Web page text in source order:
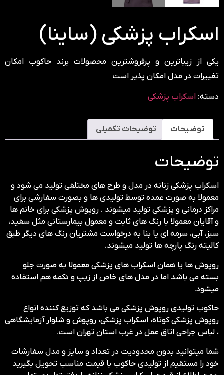
اسکراب پزشکی (ساینا)
یکی از زیباترین و پرفروشترین محصولات برند حاکوب امکان
تغییرات در مدل امکان پذیر است
دسته: اسکراب پزشکی
توضیحات توضیحات تکمیلی
توضیحات
اسکراب پزشکی زنانه در مدل و طرح های مختلفی تولید می شود و
معمولا به صورت عمده توسط تولیدی ها و بصورت سفارشی برای
مراکز درمانی و پزشکی تولید میشوند . روپوش پزشکی برای خانم ها
و آقایان معمولا با رنگ های ثابت و معمول بیمارستانی مثل سفید،
سبز، آبی، سرمه ای یا بنا به درخواست مشتریان رنگ های دیگر طبق
کالیته رنگ پارچه ها تولید میشوند.
روپوش ها یا همان اسکراب های پزشکی معمولا به صورت جلو
بسته می باشد اما در مدل های خاص از زیپ و دکمه هم استفاده
میشود.
حاکوب تولیدی روپوش پزشکی می باشد که توزیع کننده انواع
روپوش پزشکی کوتاه، اسکراب پزشکی، روپوش و شلوار آزمایشگاهی
، لباس جراحی اتاق عمل در غرب استان تهران است.
شما میتوانید بدون محدودیت در تعداد و سایز و مدل سفارشات
خود را مستقیم از تولیدی حاکوب با قیمت مناسب تحویل بگیرید